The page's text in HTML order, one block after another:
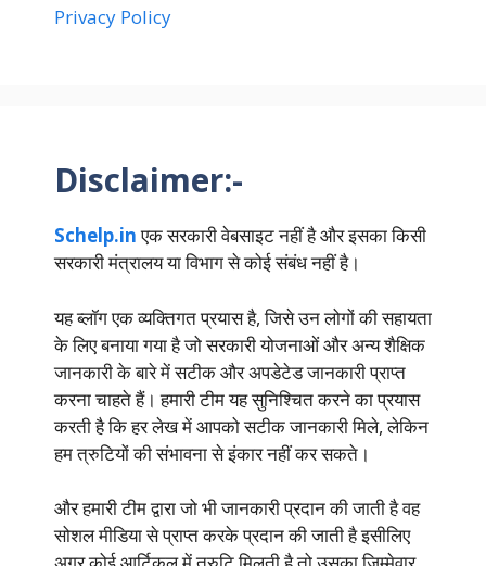
Privacy Policy
Disclaimer:-
Schelp.inएक सरकारी वेबसाइट नहीं है और इसका किसी
सरकारी मंत्रालय या विभाग से कोई संबंध नहीं है।
यह ब्लॉग एक व्यक्तिगत प्रयास है, जिसे उन लोगों की सहायता
के लिए बनाया गया है जो सरकारी योजनाओं और अन्य शैक्षिक
जानकारी के बारे में सटीक और अपडेटेड जानकारी प्राप्त
करना चाहते हैं। हमारी टीम यह सुनिश्चित करने का प्रयास
करती है कि हर लेख में आपको सटीक जानकारी मिले, लेकिन
हम त्रुटियों की संभावना से इंकार नहीं कर सकते।
और हमारी टीम द्वारा जो भी जानकारी प्रदान की जाती है वह
सोशल मीडिया से प्राप्त करके प्रदान की जाती है इसीलिए